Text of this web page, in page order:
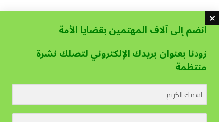
انضم إلى آلاف المهتمين بقضايا الأمة
زودنا بعنوان بريدك الإلكتروني لتصلك نشرة
منتظمة